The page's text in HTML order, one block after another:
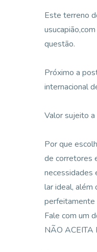
Este terreno
questão.
Próximo a
internacional
Valor sujeito
Por que
de corretores
necessidades
lar ideal, além
perfeitamente
Fale com um
NÃO ACEITA